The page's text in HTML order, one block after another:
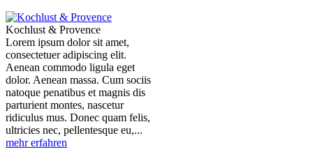
Kochlust & Provence
Lorem ipsum dolor sit amet,
consectetuer adipiscing elit.
Aenean commodo ligula eget
dolor. Aenean massa. Cum sociis
natoque penatibus et magnis dis
parturient montes, nascetur
ridiculus mus. Donec quam felis,
ultricies nec, pellentesque eu,...
mehr erfahren